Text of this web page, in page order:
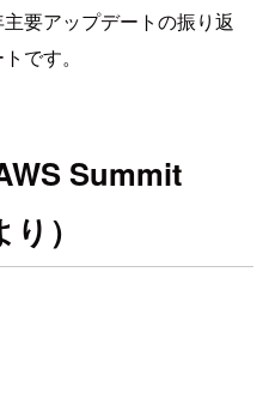
要アップデートの振り返
です。
Summit
）